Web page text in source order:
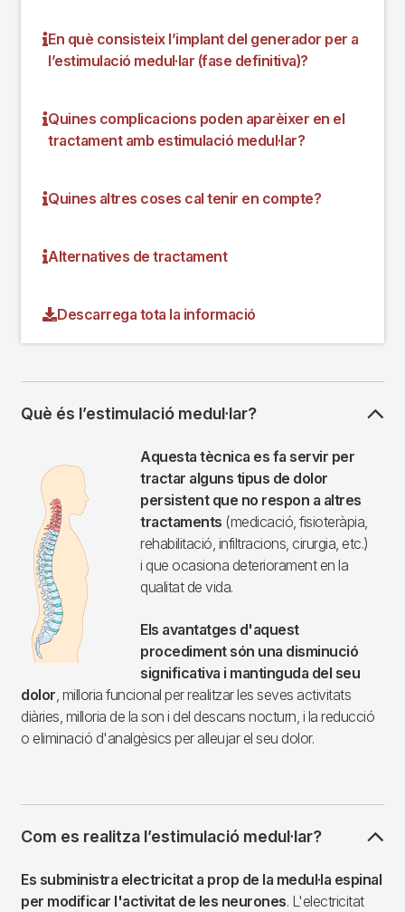
En què consisteix l’implant del generador per a
l’estimulació medul·lar (fase definitiva)?
Quines complicacions poden aparèixer en el
tractament amb estimulació medul·lar?
Quines altres coses cal tenir en compte?
Alternatives de tractament
Descarrega tota la informació
Què és l’estimulació medul·lar?
Aquesta tècnica es fa servir per
tractar alguns tipus de dolor
persistent que no respon a altres
tractaments (medicació, fisioteràpia,
rehabilitació, infiltracions, cirurgia, etc.)
i que ocasiona deteriorament en la
qualitat de vida.
Els avantatges d'aquest
procediment són una disminució
significativa i mantinguda del seu
dolor , milloria funcional per realitzar les seves activitats
diàries, milloria de la son i del descans nocturn, i la reducció
o eliminació d'analgèsics per alleujar el seu dolor.
Com es realitza l’estimulació medul·lar?
Es subministra electricitat a prop de la medul·la espinal
per modificar l'activitat de les neurones. L'electricitat